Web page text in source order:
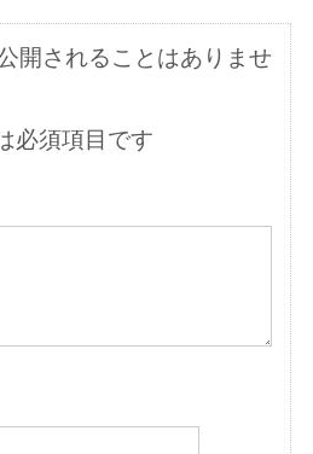
開されることはありませ
必須項目です